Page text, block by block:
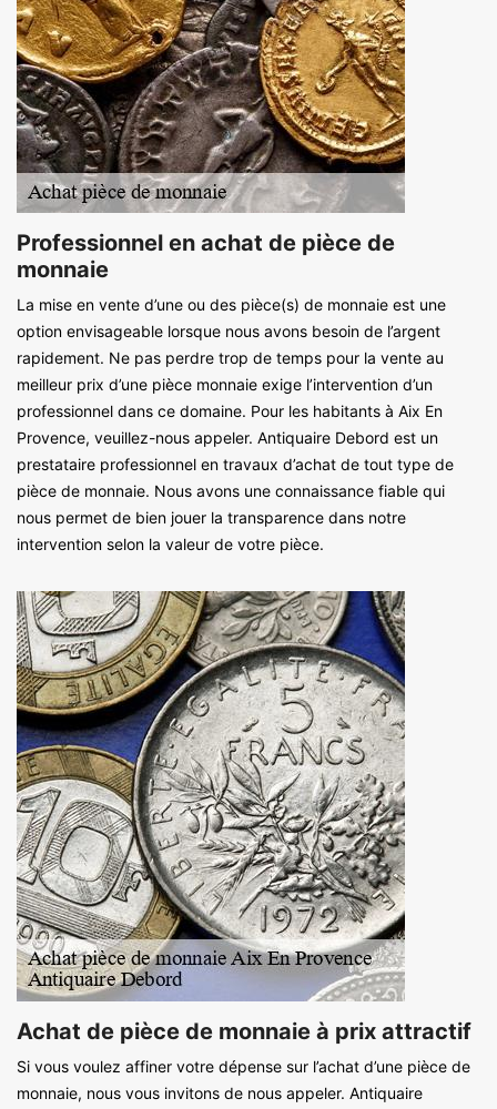
Professionnel en achat de pièce de
monnaie
La mise en vente d’une ou des pièce(s) de monnaie est une
option envisageable lorsque nous avons besoin de l’argent
rapidement. Ne pas perdre trop de temps pour la vente au
meilleur prix d’une pièce monnaie exige l’intervention d’un
professionnel dans ce domaine. Pour les habitants à Aix En
Provence, veuillez-nous appeler. Antiquaire Debord est un
prestataire professionnel en travaux d’achat de tout type de
pièce de monnaie. Nous avons une connaissance fiable qui
nous permet de bien jouer la transparence dans notre
intervention selon la valeur de votre pièce.
Achat de pièce de monnaie à prix attractif
Si vous voulez affiner votre dépense sur l’achat d’une pièce de
monnaie, nous vous invitons de nous appeler. Antiquaire